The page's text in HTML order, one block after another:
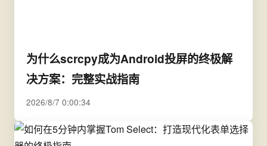
为什么scrcpy成为Android投屏的终极解
决方案：完整实战指南
2026/8/7 0:00:34